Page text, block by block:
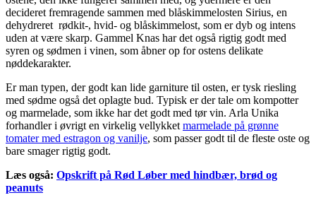
decideret fremragende sammen med blåskimmelosten Sirius, en
dehydreret rødkit-, hvid- og blåskimmelost, som er dyb og intens
uden at være skarp. Gammel Knas har det også rigtig godt med
syren og sødmen i vinen, som åbner op for ostens delikate
nøddekarakter.
Er man typen, der godt kan lide garniture til osten, er tysk riesling
med sødme også det oplagte bud. Typisk er der tale om kompotter
og marmelade, som ikke har det godt med tør vin. Arla Unika
forhandler i øvrigt en virkelig vellykket marmelade på grønne
tomater med estragon og vanilje, som passer godt til de fleste oste og
bare smager rigtig godt.
Læs også: Opskrift på Rød Løber med hindbær, brød og
peanuts